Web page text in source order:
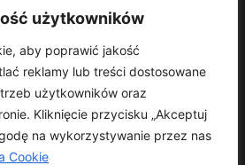
użytkowników
aby poprawić jakość
reklamy lub treści dostosowane
użytkowników oraz
Kliknięcie przycisku „Akceptuj
na wykorzystywanie przez nas
Cookie
22 741 36 85
22 852 43 60
biuro@sagatp.pl